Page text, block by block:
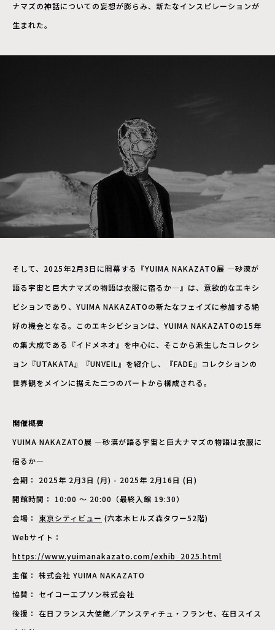
ナマズの神話についての妄想が膨らみ、新たなインスピレーションが
生まれた。
そして、2025年2月3日に開幕する『YUIMA NAKAZATO展 ―砂漠が
語る宇宙と巨大ナマズの物語は衣服に宿るか―』は、意欲的なエキシ
ビションであり、YUIMA NAKAZATOの新たなフェイズに参加する絶
好の機会となる。このエキシビションは、YUIMA NAKAZATOの15年
の集大成である『イドメネオ』を中心に、そこから派生したコレクシ
ョン『UTAKATA』『UNVEIL』を紹介し、『FADE』コレクションの
世界観をメインに据えた二つのパートから構成される。
開催概要
YUIMA NAKAZATO展 ―砂漠が語る宇宙と巨大ナマズの物語は衣服に
宿るか―
会期： 2025年 2月3日 (月) - 2025年 2月16日 (日)
開館時間： 10:00 〜 20:00（最終入館 19:30）
会場： 東京シティビュー (六本木ヒルズ森タワー52階)
Webサイト：
https://www.yuimanakazato.com/exhib_2025.html
主催： 株式会社 YUIMA NAKAZATO
協賛： セイコーエプソン株式会社
後援： 在日フランス大使館／アンスティチュ・フランセ、在日スイス